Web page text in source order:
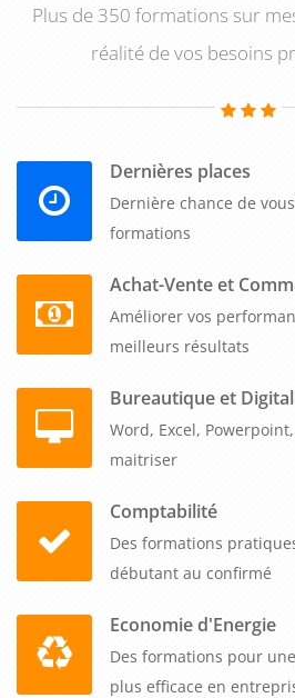
Plus de 350 formations sur
réalité de vos besoins
Dernières places
Dernière chance de
formations
Achat-Vente et
Améliorer vos
meilleurs résultats
Bureautique et Digital
Word, Excel,
maitriser
Comptabilité
Des formations
débutant au confirmé
Economie d'Energie
Des formations pour
plus efficace en